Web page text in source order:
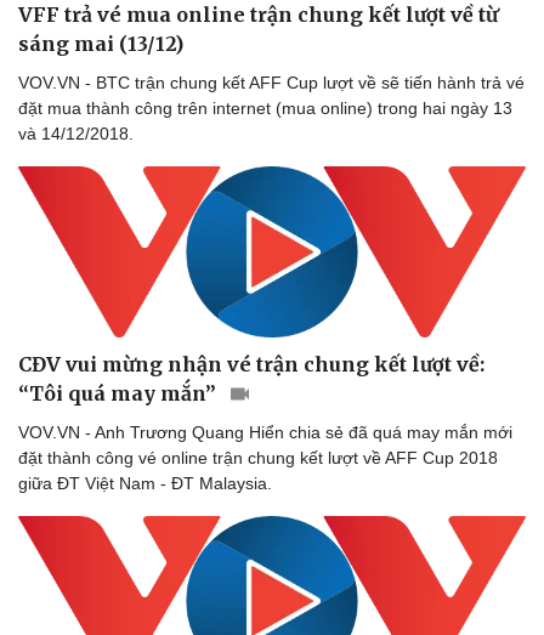
VFF trả vé mua online trận chung kết lượt về từ
sáng mai (13/12)
VOV.VN - BTC trận chung kết AFF Cup lượt về sẽ tiến hành trả vé
đặt mua thành công trên internet (mua online) trong hai ngày 13
và 14/12/2018.
CĐV vui mừng nhận vé trận chung kết lượt về:
“Tôi quá may mắn”
VOV.VN - Anh Trương Quang Hiển chia sẻ đã quá may mắn mới
đặt thành công vé online trận chung kết lượt về AFF Cup 2018
giữa ĐT Việt Nam - ĐT Malaysia.